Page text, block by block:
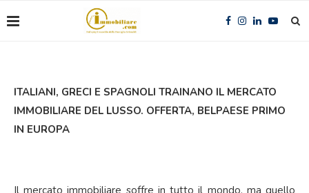
ITALIANI, GRECI E SPAGNOLI TRAINANO IL MERCATO
IMMOBILIARE DEL LUSSO. OFFERTA, BELPAESE PRIMO
IN EUROPA
Il mercato immobiliare soffre in tutto il mondo, ma quello